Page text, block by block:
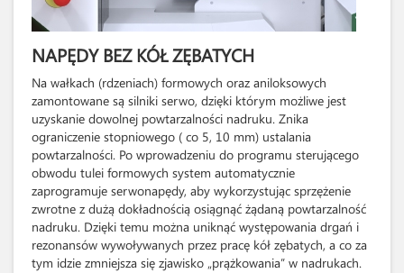
NAPĘDY BEZ KÓŁ ZĘBATYCH
Na wałkach (rdzeniach) formowych oraz aniloksowych
zamontowane są silniki serwo, dzięki którym możliwe jest
uzyskanie dowolnej powtarzalności nadruku. Znika
ograniczenie stopniowego ( co 5, 10 mm) ustalania
powtarzalności. Po wprowadzeniu do programu sterującego
obwodu tulei formowych system automatycznie
zaprogramuje serwonapędy, aby wykorzystując sprzężenie
zwrotne z dużą dokładnością osiągnąć żądaną powtarzalność
nadruku. Dzięki temu można uniknąć występowania drgań i
rezonansów wywoływanych przez pracę kół zębatych, a co za
tym idzie zmniejsza się zjawisko „prążkowania” w nadrukach.